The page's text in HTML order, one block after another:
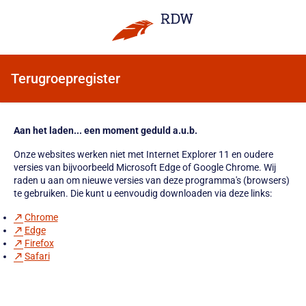
Terugroepregister
Aan het laden... een moment geduld a.u.b.
Onze websites werken niet met Internet Explorer 11 en oudere
versies van bijvoorbeeld Microsoft Edge of Google Chrome. Wij
raden u aan om nieuwe versies van deze programma's (browsers)
te gebruiken. Die kunt u eenvoudig downloaden via deze links:
Chrome
Edge
Firefox
Safari